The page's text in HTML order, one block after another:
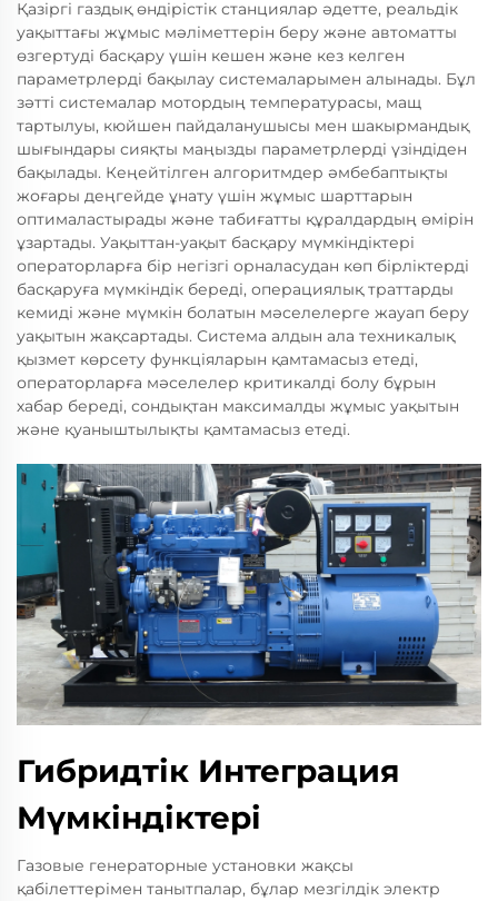
Қазіргі газдық өндірістік станциялар әдетте, реальдік
уақыттағы жұмыс мәліметтерін беру және автоматты
өзгертуді басқару үшін кешен және кез келген
параметрлерді бақылау системаларымен алынады. Бұл
зәтті системалар мотордың температурасы, мащ
тартылуы, кюйшен пайдаланушысы мен шакырмандық
шығындары сияқты маңызды параметрлерді үзіндіден
бақылады. Кеңейтілген алгоритмдер әмбебаптықты
жоғары деңгейде ұнату үшін жұмыс шарттарын
оптималастырады және табиғатты құралдардың өмірін
ұзартады. Уақыттан-уақыт басқару мүмкіндіктері
операторларға бір негізгі орналасудан көп бірліктерді
басқаруға мүмкіндік береді, операциялық траттарды
кемиді және мүмкін болатын мәселелерге жауап беру
уақытын жақсартады. Система алдын ала техникалық
қызмет көрсету функціяларын қамтамасыз етеді,
операторларға мәселелер критикалді болу бұрын
хабар береді, сондықтан максималды жұмыс уақытын
және қуаныштылықты қамтамасыз етеді.
Гибридтік Интеграция
Мүмкіндіктері
Газовые генераторные установки жақсы
қабілеттерімен танытпалар, бұлар мезгілдік электр